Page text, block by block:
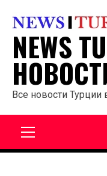
содержанию
NEWS
Все новости Турции